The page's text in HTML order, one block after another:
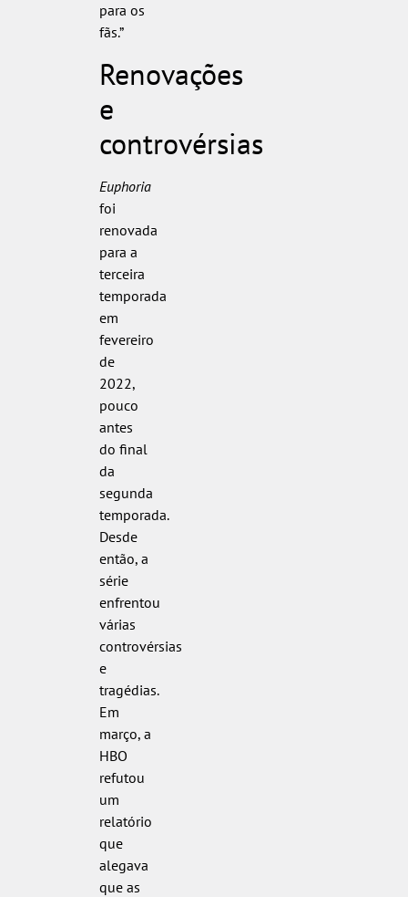
para os
fãs.”
Renovações
e
controvérsias
Euphoria
foi
renovada
para a
terceira
temporada
em
fevereiro
de
2022,
pouco
antes
do final
da
segunda
temporada.
Desde
então, a
série
enfrentou
várias
controvérsias
e
tragédias.
Em
março, a
HBO
refutou
um
relatório
que
alegava
que as